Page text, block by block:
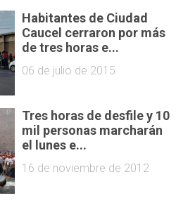
Habitantes de Ciudad
Caucel cerraron por más
de tres horas e...
06 de julio de 2015
Tres horas de desfile y 10
mil personas marcharán
el lunes e...
16 de noviembre de 2012